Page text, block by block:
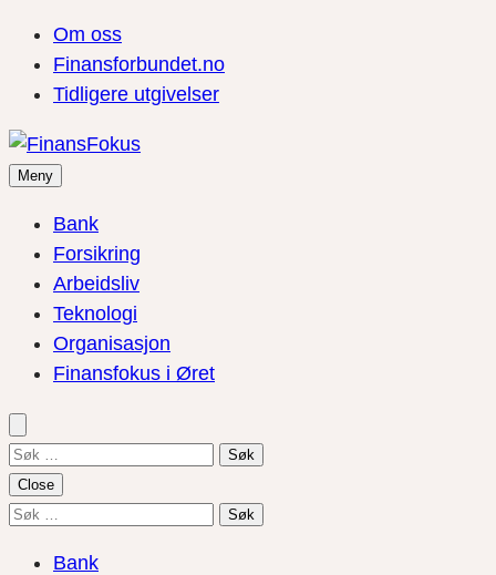
Om oss
Finansforbundet.no
Tidligere utgivelser
Meny
Bank
Forsikring
Arbeidsliv
Teknologi
Organisasjon
Finansfokus i Øret
Søk
etter:
Close
Søk
Bank